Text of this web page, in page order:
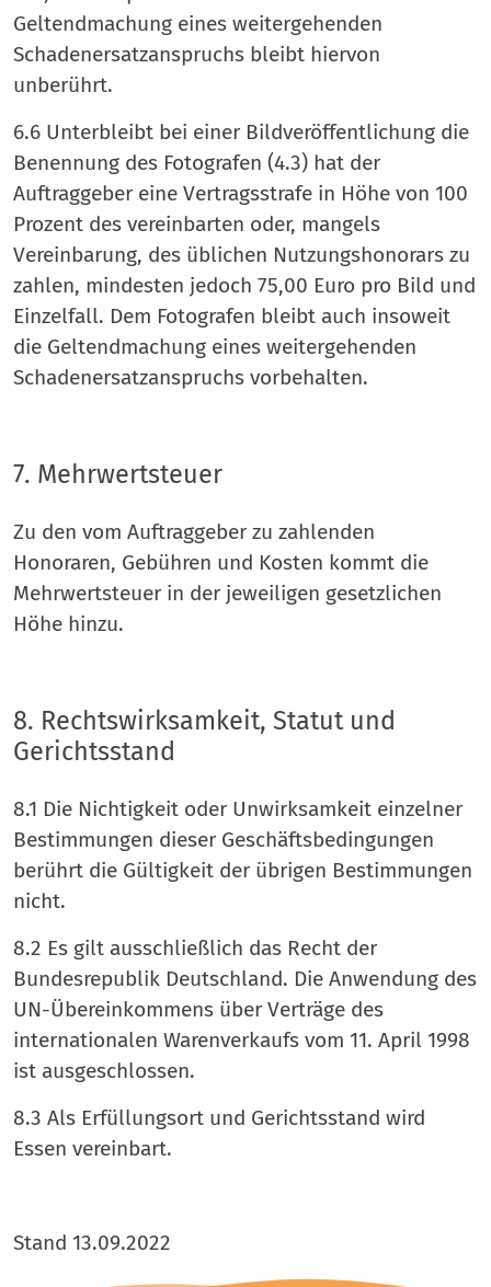
Geltendmachung eines weitergehenden
Schadenersatzanspruchs bleibt hiervon
unberührt.
6.6 Unterbleibt bei einer Bildveröffentlichung die
Benennung des Fotografen (4.3) hat der
Auftraggeber eine Vertragsstrafe in Höhe von 100
Prozent des vereinbarten oder, mangels
Vereinbarung, des üblichen Nutzungshonorars zu
zahlen, mindesten jedoch 75,00 Euro pro Bild und
Einzelfall. Dem Fotografen bleibt auch insoweit
die Geltendmachung eines weitergehenden
Schadenersatzanspruchs vorbehalten.
7. Mehrwertsteuer
Zu den vom Auftraggeber zu zahlenden
Honoraren, Gebühren und Kosten kommt die
Mehrwertsteuer in der jeweiligen gesetzlichen
Höhe hinzu.
8. Rechtswirksamkeit, Statut und
Gerichtsstand
8.1 Die Nichtigkeit oder Unwirksamkeit einzelner
Bestimmungen dieser Geschäftsbedingungen
berührt die Gültigkeit der übrigen Bestimmungen
nicht.
8.2 Es gilt ausschließlich das Recht der
Bundesrepublik Deutschland. Die Anwendung des
UN-Übereinkommens über Verträge des
internationalen Warenverkaufs vom 11. April 1998
ist ausgeschlossen.
8.3 Als Erfüllungsort und Gerichtsstand wird
Essen vereinbart.
Stand 13.09.2022